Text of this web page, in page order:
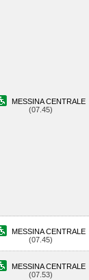
MESSINA CENTRALE
(07.45)
MESSINA CENTRALE
(07.45)
MESSINA CENTRALE
(07.53)